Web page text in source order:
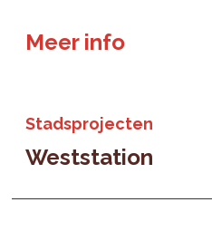
Meer info
Stadsprojecten
Weststation